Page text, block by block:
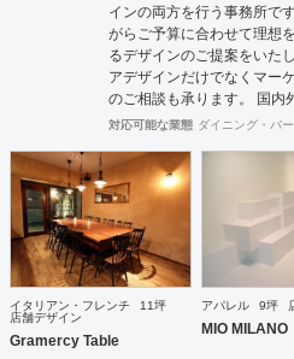
インの両方を行う事務所で
がらご予算に合わせて理想
るデザインのご提案をいた
アデザインだけでなくマー
のご相談も承ります。 国内
を中心に全国、海外での対
Award 2008入選(MIO
(Vinegar Cafe SU)
peepshow国際コンペ2005
2003：第2ステージ進出 一
録 第59763号
対応可能な業態 ダイニング・バー
イタリアン・フレンチ
11坪
店舗デザイン
Gramercy Table
アパレル 9坪
MIO MILANO